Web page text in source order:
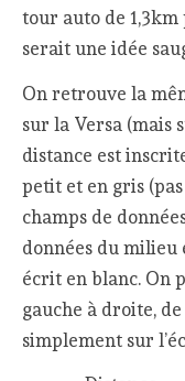
tour auto de 1,3km
serait une idée
On retrouve la
sur la Versa (mais
distance est
petit et en gris
champs de
données du milieu
écrit en blanc. On
gauche à droite,
simplement sur